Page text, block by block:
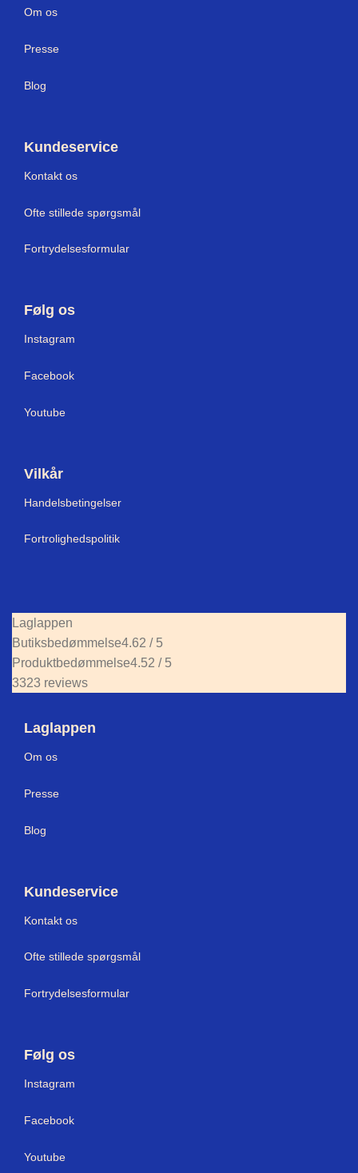
Om os
Presse
Blog
Kundeservice
Kontakt os
Ofte stillede spørgsmål
Fortrydelsesformular
Følg os
Instagram
Facebook
Youtube
Vilkår
Handelsbetingelser
Fortrolighedspolitik
Laglappen
Butiksbedømmelse4.62 / 5
Produktbedømmelse4.52 / 5
3323 reviews
Laglappen
Om os
Presse
Blog
Kundeservice
Kontakt os
Ofte stillede spørgsmål
Fortrydelsesformular
Følg os
Instagram
Facebook
Youtube